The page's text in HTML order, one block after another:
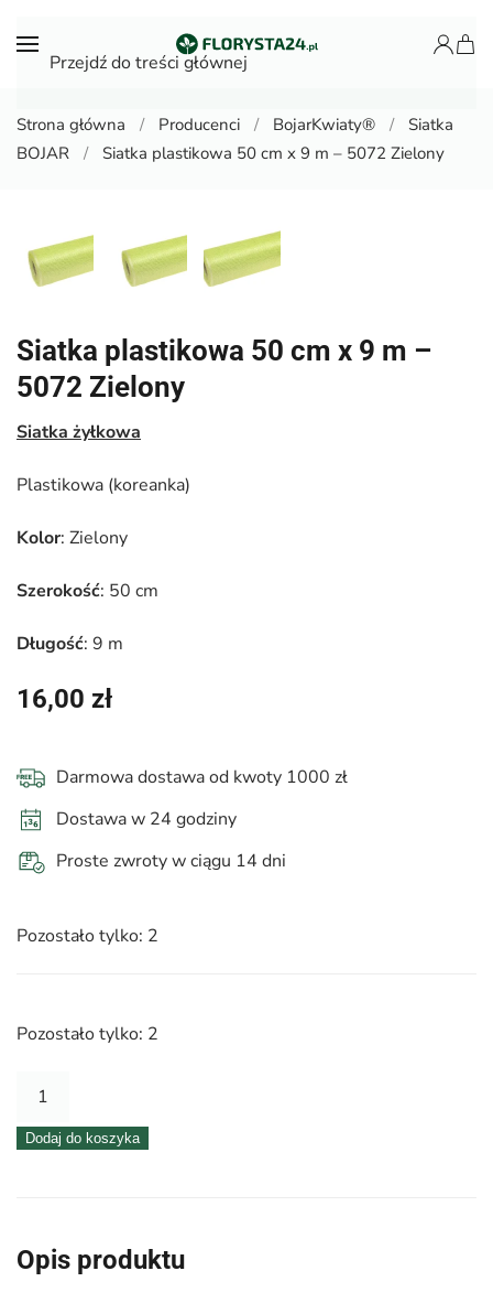
Przejdź do treści głównej
Strona główna Producenci BojarKwiaty®
Siatka
BOJAR
Siatka plastikowa 50 cm x 9 m – 5072 Zielony
Siatka plastikowa 50 cm x 9 m –
5072 Zielony
Siatka żyłkowa
Plastikowa (koreanka)
Kolor: Zielony
Szerokość: 50 cm
Długość: 9 m
16,00 zł
Darmowa dostawa od kwoty 1000 zł
Dostawa w 24 godziny
Proste zwroty w ciągu 14 dni
Pozostało tylko: 2
Pozostało tylko: 2
ilość
plastikowa
9
Dodaj do koszyka
Opis produktu